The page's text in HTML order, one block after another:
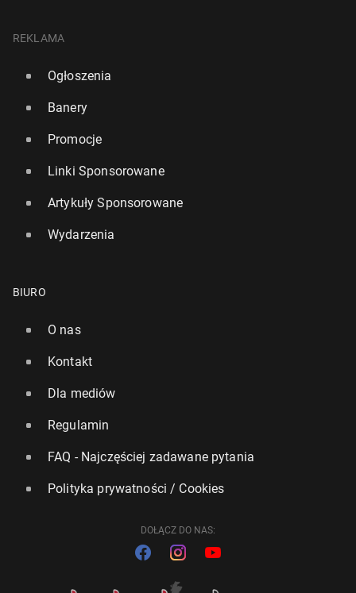
REKLAMA
Ogłoszenia
Banery
Promocje
Linki Sponsorowane
Artykuły Sponsorowane
Wydarzenia
BIURO
O nas
Kontakt
Dla mediów
Regulamin
FAQ - Najczęściej zadawane pytania
Polityka prywatności / Cookies
DOŁĄCZ DO NAS: